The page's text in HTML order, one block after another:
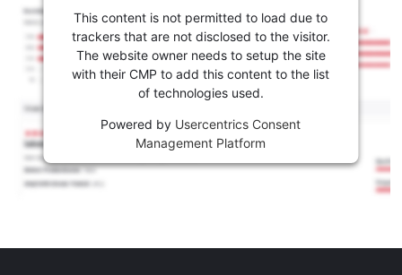
This content is not permitted to load due to
trackers that are not disclosed to the visitor.
The website owner needs to setup the site
with their CMP to add this content to the list
of technologies used.
Powered by Usercentrics Consent
Management Platform